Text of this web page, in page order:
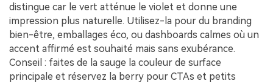
distingue car le vert atténue le violet et donne une
impression plus naturelle. Utilisez-la pour du branding
bien-être, emballages éco, ou dashboards calmes où un
accent affirmé est souhaité mais sans exubérance.
Conseil : faites de la sauge la couleur de surface
principale et réservez la berry pour CTAs et petits